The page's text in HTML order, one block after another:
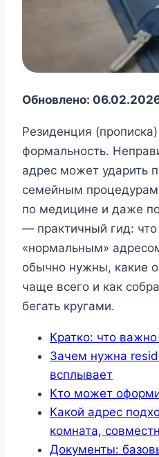
Обновлено:
Резиденция
формальность.
адрес может ударить
семейным
по медицине и даже
— практичный гид: что
«нормальным»
обычно нужны, какие
чаще всего и как
бегать кругами.
Кратко: что
Зачем нужна
всплывает
Кто может
Какой адрес
комната,
Документы: